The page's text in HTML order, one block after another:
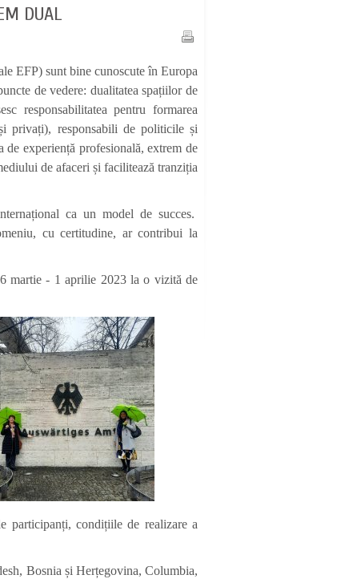
DUAL
EFP) sunt bine cunoscute în Europa
de vedere: dualitatea spațiilor de
responsabilitatea pentru formarea
privați), responsabili de politicile și
de experiență profesională, extrem de
de afaceri și facilitează tranziția
ca un model de succes.
cu certitudine, ar contribui la
martie - 1 aprilie 2023 la o vizită de
participanți, condițiile de realizare a
Bosnia și Herțegovina, Columbia,